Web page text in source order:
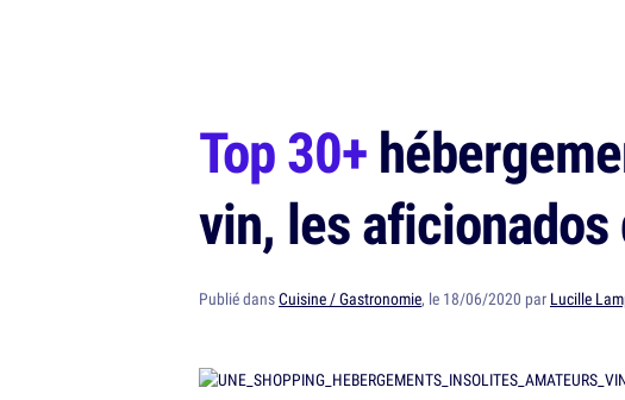
Top 30+
vin, les
Publié dansCuisine / Gastronomie, le 18/06/2020 par Lucille